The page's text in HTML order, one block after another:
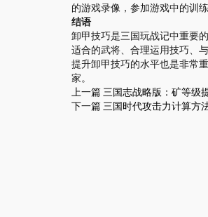
的游戏录像，参加游戏中的训
结语
卸甲技巧是三国玩战记中重要
适合的武将、合理运用技巧、
提升卸甲技巧的水平也是非常
家。
上一篇 三国志战略版：矿等级
下一篇 三国时代攻击力计算方